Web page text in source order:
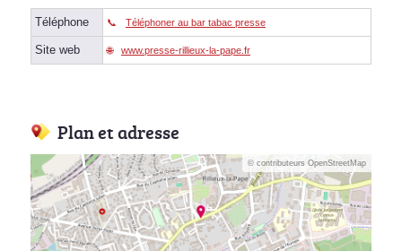
Téléphone Téléphoner au bar tabac presse
Site web www.presse-rillieux-la-pape.fr
Plan et adresse
© contributeurs OpenStreetMap